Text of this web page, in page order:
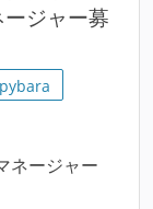
ジャー募
ネージャー